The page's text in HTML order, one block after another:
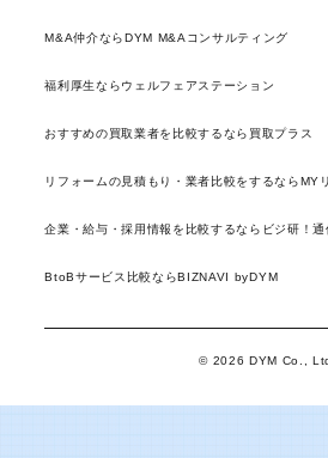
M&A仲介ならDYM M&Aコンサルティング
福利厚生ならウェルフェアステーション
おすすめの買取業者を比較するなら買取プラス
リフォームの見積もり・業者比較をするならMY
企業・給与・採用情報を比較するならビジ研！通
BtoBサービス比較ならBIZNAVI byDYM
© 2026 DYM Co.,